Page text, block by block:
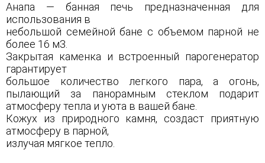
Анапа — банная печь предназначенная для
использования в
небольшой семейной бане с объемом парной не
более 16 м3.
Закрытая каменка и встроенный парогенератор
гарантирует
большое количество легкого пара, а огонь,
пылающий за панорамным стеклом подарит
атмосферу тепла и уюта в вашей бане.
Кожух из природного камня, создаст приятную
атмосферу в парной,
излучая мягкое тепло.